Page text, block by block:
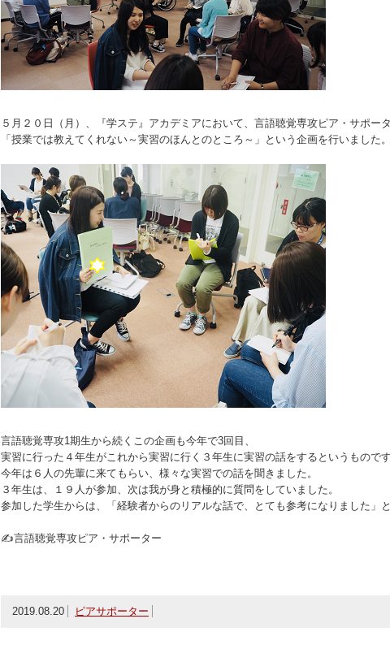
５月２０日（月）、『学ステ』アカデミアにおいて、言語聴覚専攻ピア・サポー
「授業では教えてくれない～実習のほんとのところ～」という企画を行いました。
言語聴覚専攻1期生から続くこの企画も今年で3回目、
実習に行った４年生がこれから実習に行く３年生に実習の話をするというものです
今年は６人の先輩に来てもらい、様々な実習での話を聞きました。
３年生は、１９人が参加、次は我が身と積極的に質問をしていました。
参加した学生からは、「経験者からのリアルな話で、とても参考になりました」
✍言語聴覚専攻ピア・サポーター
2019.08.20 ピアサポーター